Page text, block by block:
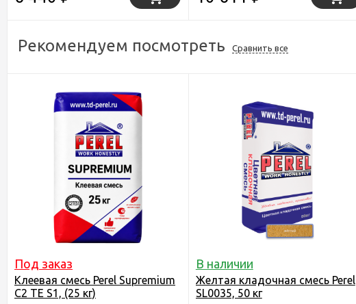
Рекомендуем посмотреть Сравнить все
Под заказ
Клеевая смесь Perel Supremium
С2 ТЕ S1, (25 кг)
В наличии
Желтая кладочная смесь Perel
SL0035, 50 кг